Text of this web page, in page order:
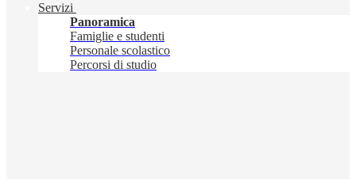
Servizi
Panoramica
Famiglie e studenti
Personale scolastico
Percorsi di studio